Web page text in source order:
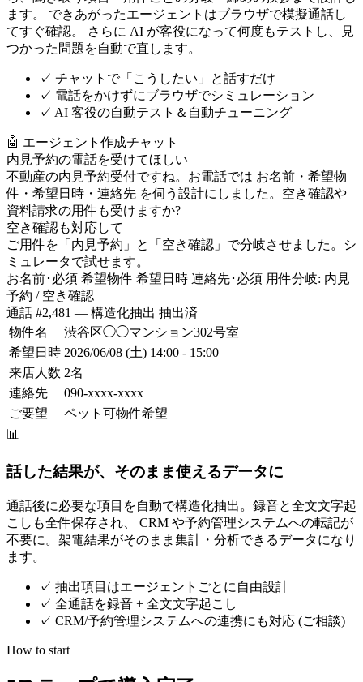
ます。 できあがったエージェントはブラウザで模擬通話し
てすぐ確認。 さらに AI が客役になって何度もテストし、見
つかった問題を自動で直します。
✓ チャットで「こうしたい」と話すだけ
✓ 電話をかけずにブラウザでシミュレーション
✓ AI 客役の自動テスト＆自動チューニング
🤖 エージェント作成チャット
内見予約の電話を受けてほしい
不動産の内見予約受付ですね。お電話では お名前・希望物
件・希望日時・連絡先 を伺う設計にしました。空き確認や
資料請求の用件も受けますか?
空き確認も対応して
ご用件を「内見予約」と「空き確認」で分岐させました。シ
ミュレータで試せます。
お名前･必須 希望物件 希望日時 連絡先･必須 用件分岐: 内見
予約 / 空き確認
通話 #2,481 — 構造化抽出 抽出済
物件名
渋谷区◯◯マンション302号室
希望日時 2026/06/08 (土) 14:00 - 15:00
来店人数 2名
連絡先
090-xxxx-xxxx
ご要望
ペット可物件希望
📊
話した結果が、そのまま使えるデータに
通話後に必要な項目を自動で構造化抽出。録音と全文文字起
こしも全件保存され、 CRM や予約管理システムへの転記が
不要に。架電結果がそのまま集計・分析できるデータになり
ます。
✓ 抽出項目はエージェントごとに自由設計
✓ 全通話を録音 + 全文文字起こし
✓ CRM/予約管理システムへの連携にも対応 (ご相談)
How to start